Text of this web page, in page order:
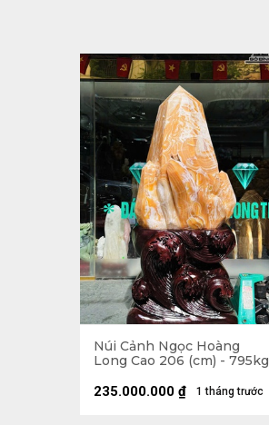
Núi Cảnh Ngọc Hoàng
Long Cao 206 (cm) - 795kg
1 tháng trước
235.000.000 ₫